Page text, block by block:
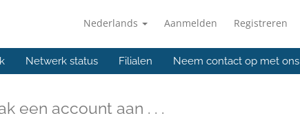
Nederlands Aanmelden Registreren
Netwerk status Filialen Neem contact op met ons
een account aan . . .